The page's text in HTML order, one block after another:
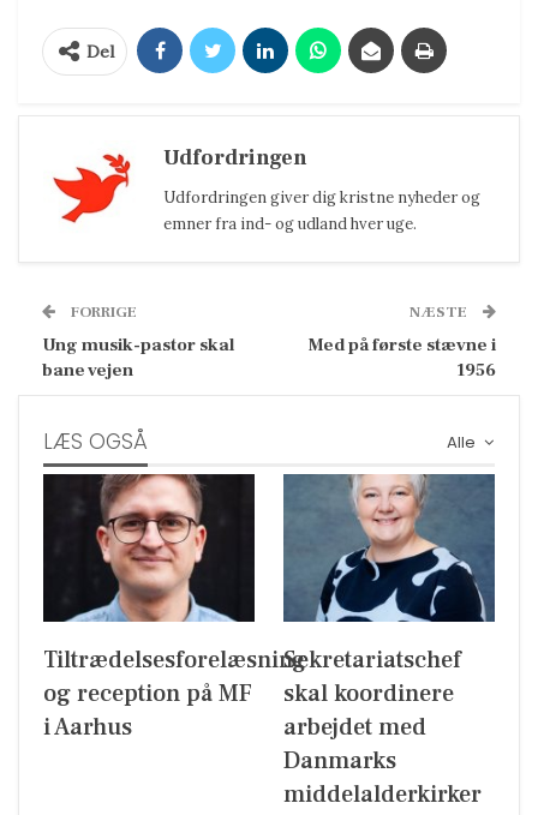
Del
Udfordringen
Udfordringen giver dig kristne nyheder og
emner fra ind- og udland hver uge.
FORRIGE
Ung musik-pastor skal
bane vejen
NÆSTE
Med på første stævne i
1956
Alle
LÆS OGSÅ
Tiltrædelsesforelæsning
og reception på MF
i Aarhus
Sekretariatschef
skal koordinere
arbejdet med
Danmarks
middelalderkirker